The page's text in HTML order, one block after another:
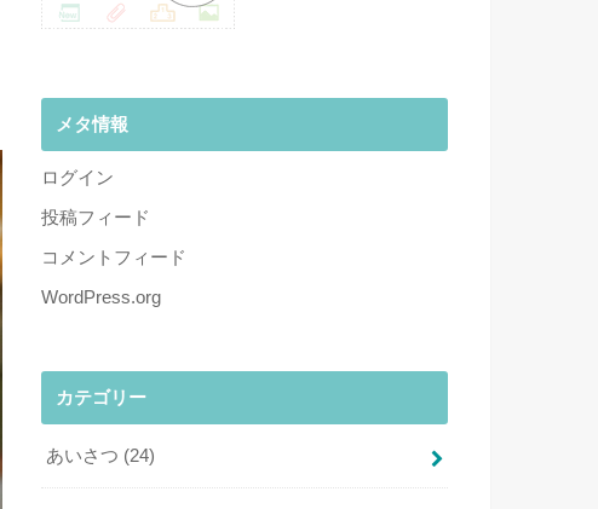
メタ情報
ログイン
投稿フィード
コメントフィード
WordPress.org
カテゴリー
あいさつ (24)